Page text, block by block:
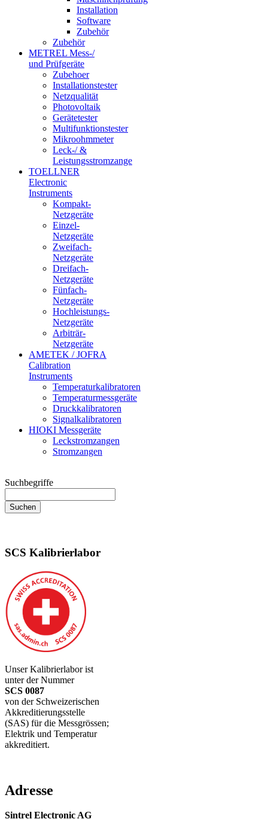
Installation
Software
Zubehör
Zubehör
METREL Mess-/
und Prüfgeräte
Zubehoer
Installationstester
Netzqualität
Photovoltaik
Gerätetester
Multifunktionstester
Mikroohmmeter
Leck-/ &
Leistungsstromzange
TOELLNER
Electronic
Instruments
Kompakt-
Netzgeräte
Einzel-
Netzgeräte
Zweifach-
Netzgeräte
Dreifach-
Netzgeräte
Fünfach-
Netzgeräte
Hochleistungs-
Netzgeräte
Arbiträr-
Netzgeräte
AMETEK / JOFRA
Calibration
Instruments
Temperaturkalibratoren
Temperaturmessgeräte
Druckkalibratoren
Signalkalibratoren
HIOKI Messgeräte
Leckstromzangen
Stromzangen
Suchbegriffe
SCS Kalibrierlabor
Unser Kalibrierlabor ist
unter der Nummer
SCS 0087
von der Schweizerischen
Akkreditierungsstelle
(SAS) für die Messgrössen;
Elektrik und Temperatur
akkreditiert.
Adresse
Sintrel Electronic AG